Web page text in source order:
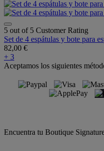
5 out of 5 Customer Rating
Set de 4 espátulas y bote para
82,00 €
+ 3
Aceptamos los siguientes
Encuentra tu Boutique